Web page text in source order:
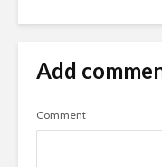
Add
Comment